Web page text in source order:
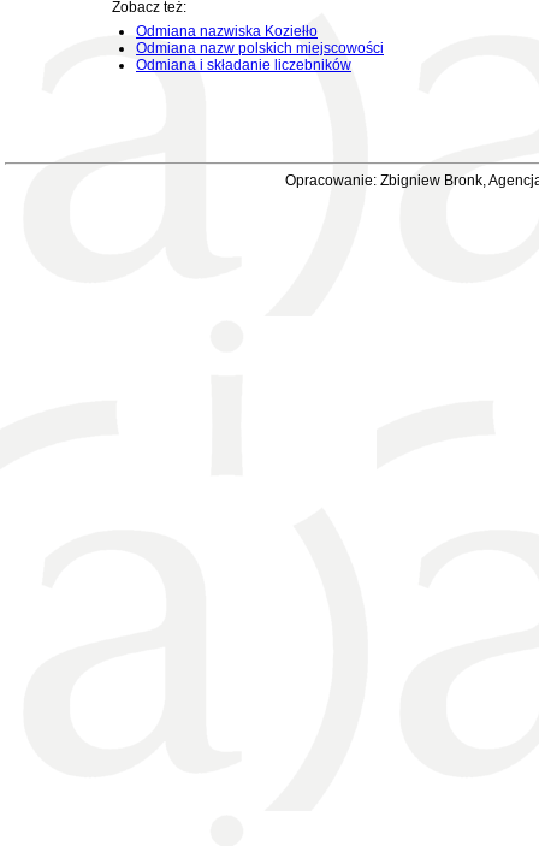
Zobacz też:
Odmiana nazwiska Koziełło
Odmiana nazw polskich miejscowości
Odmiana i składanie liczebników
Opracowanie: Zbigniew Bronk,